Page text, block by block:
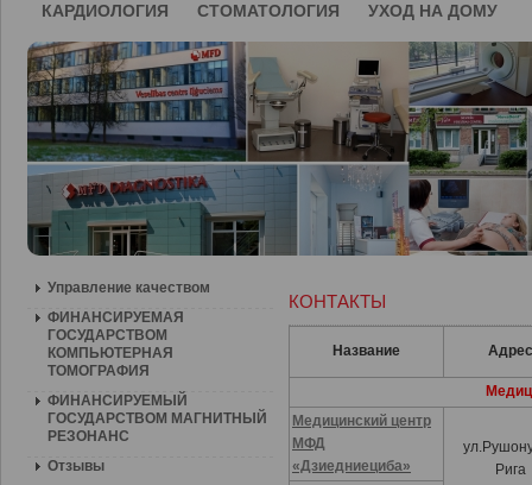
КАРДИОЛОГИЯ
СТОМАТОЛОГИЯ УХОД НА ДОМУ
Управление качеством
ФИНАНСИРУЕМАЯ
ГОСУДАРСТВОМ
КОМПЬЮТЕРНАЯ
ТОМОГРАФИЯ
ФИНАНСИРУЕМЫЙ
ГОСУДАРСТВОМ МАГНИТНЫЙ
РЕЗОНАНС
Отзывы
КОНТАКТЫ
Название Адрес
Медицинский центр
МФД
«Дзиедниециба»
Рига